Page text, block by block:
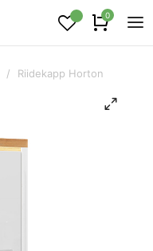
0
/ Riidekapp Horton